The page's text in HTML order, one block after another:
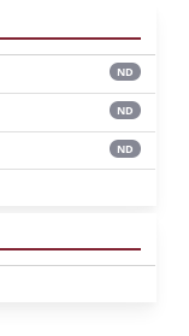
ND
ND
ND